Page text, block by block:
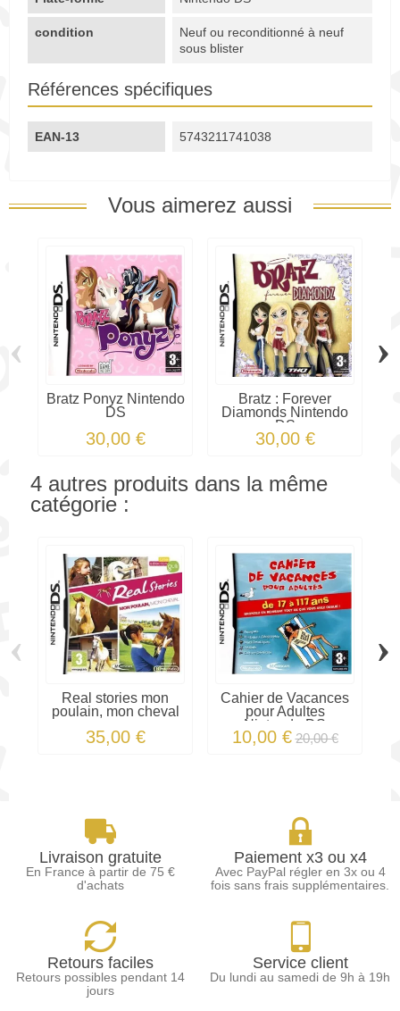
condition
Neuf ou reconditionné à neuf
sous blister
Références spécifiques
EAN-13 5743211741038
Vous aimerez aussi
Bratz Ponyz Nintendo
DS
30,00 €
Bratz : Forever
Diamonds Nintendo
DS
30,00 €
‹ ›
4 autres produits dans la même
catégorie :
Real stories mon
poulain, mon cheval
35,00 €
Cahier de Vacances
pour Adultes
Nintendo DS
10,00 € 20,00 €
‹ ›
Livraison gratuite
En France à partir de 75 €
d'achats
Paiement x3 ou x4
Avec PayPal régler en 3x ou 4
fois sans frais supplémentaires.
Retours faciles
Retours possibles pendant 14
jours
Service client
Du lundi au samedi de 9h à 19h